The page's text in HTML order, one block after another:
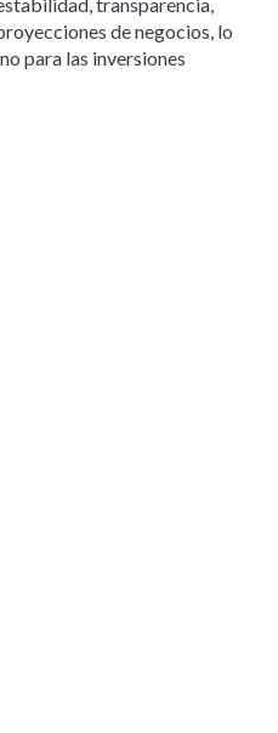
de negocios, lo
para las inversiones